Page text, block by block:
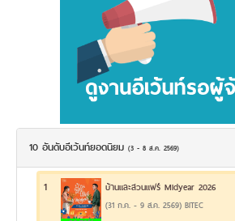
10 อันดับอีเว้นท์ยอดนิยม (3 - 8 ส.ค. 2569)
1 บ้านและสวนแฟร์ Midyear 2026
(31 ก.ค. - 9 ส.ค. 2569) BITEC